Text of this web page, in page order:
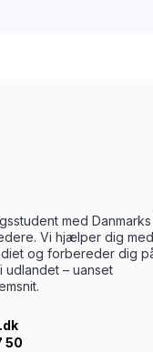
med
Vi hjælper dig
og forbereder dig
udlandet – uanset
50